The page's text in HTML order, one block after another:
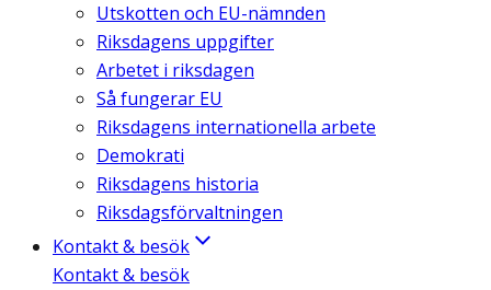
Utskotten och EU-nämnden
Riksdagens uppgifter
Arbetet i riksdagen
Så fungerar EU
Riksdagens internationella arbete
Demokrati
Riksdagens historia
Riksdagsförvaltningen
Kontakt & besök
Kontakt & besök